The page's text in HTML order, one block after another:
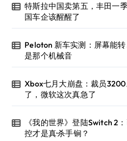
特斯拉中国卖第五，丰田一
国车企该醒醒了
Peloton 新车实测：屏幕能
是那个机械音
Xbox七月大崩盘：裁员
了，微软这次真急了
《我的世界》登陆Switch 2
控才是真·杀手锏？